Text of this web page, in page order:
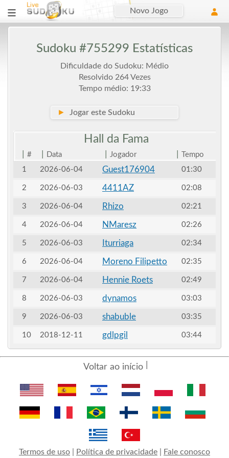
Novo Jogo
Sudoku #755299 Estatísticas
Dificuldade do Sudoku: Médio
Resolvido 264 Vezes
Tempo médio: 19:33
► Jogar este Sudoku
Hall da Fama
# Data Jogador
Tempo
1
2026-06-04 Guest176904 01:30
2 2026-06-03 4411AZ 02:08
3 2026-06-04 Rhizo 02:21
4 2026-06-04 NMaresz 02:26
5 2026-06-03 Iturriaga 02:34
6 2026-06-04 Moreno Filipetto 02:35
7 2026-06-04 Hennie Roets 02:49
8 2026-06-03 dynamos 03:03
9 2026-06-03 shabuble 03:35
10 2018-12-11 gdlpgil 03:44
Voltar ao início
Termos de uso Política de privacidade Fale conosco